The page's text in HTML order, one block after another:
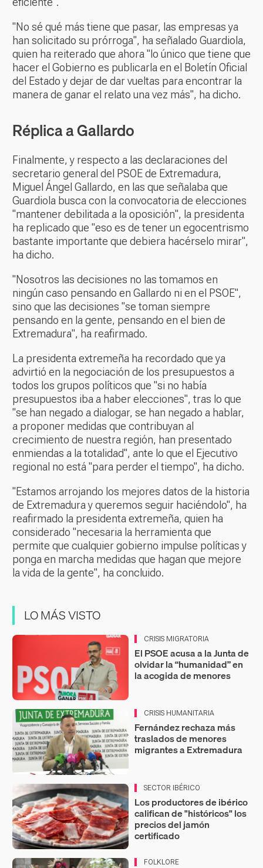
"No sé qué más tiene que pasar, las empresas ya
han solicitado su prórroga", ha señalado Guardiola,
quien ha reiterado que ahora "lo único que tiene que
hacer el Gobierno es publicarla en el Boletín Oficial
del Estado y dejar de dar vueltas para encontrar la
manera de ganar el relato una vez más", ha dicho.
Réplica a Gallardo
Finalmente, y respecto a las declaraciones del
secretario general del PSOE de Extremadura,
Miguel Ángel Gallardo, en las que señalaba que
Guardiola busca con la convocatoria de elecciones
"mantener debilitada a la oposición", la presidenta
ha replicado que "eso es de tener un egocentrismo
bastante importante que debiera hacérselo mirar",
ha dicho.
"Nosotros las decisiones no las tomamos en
ningún caso pensando en Gallardo ni en el PSOE",
sino que las decisiones "se toman siempre
pensando en la gente, pensando en el bien de
Extremadura", ha reafirmado.
La presidenta extremeña ha recordado que ya
advirtió en la negociación de los presupuestos a
todos los grupos políticos que "si no había
presupuestos iba a haber elecciones", tras lo que
"se han negado a dialogar, se han negado a hablar,
a proponer medidas que contribuyan al
crecimiento de nuestra región, han presentado
enmiendas a la totalidad", ante lo que el Ejecutivo
regional no está "para perder el tiempo", ha dicho.
"Estamos arrojando los mejores datos de la historia
de Extremadura y queremos seguir haciéndolo", ha
reafirmado la presidenta extremeña, quien ha
considerado "necesaria la herramienta que
permite que cualquier gobierno impulse políticas y
ponga en marcha medidas que hagan que mejore
la vida de la gente", ha concluido.
LO MÁS VISTO
CRISIS MIGRATORIA
El PSOE acusa a la Junta de
olvidar la “humanidad” en
la acogida de menores
CRISIS HUMANITARIA
Fernández rechaza más
traslados de menores
migrantes a Extremadura
SECTOR IBÉRICO
Los productores de ibérico
califican de "históricos" los
precios del jamón
certificado
FOLKLORE